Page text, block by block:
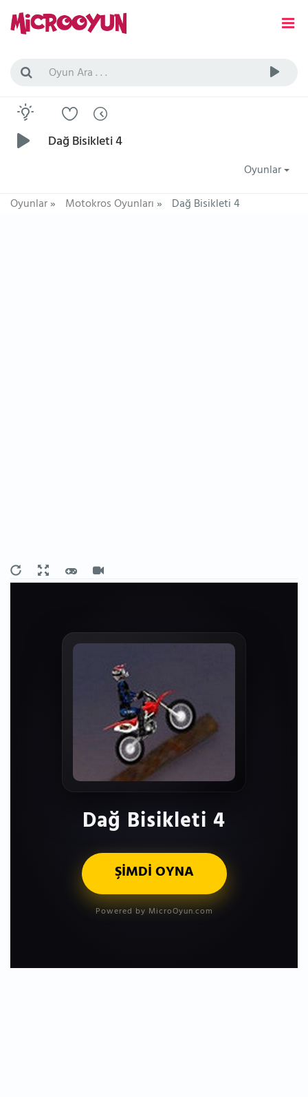
Dağ Bisikleti 4
Oyunlar
Oyunlar» Motokros Oyunları» Dağ Bisikleti 4
Dağ Bisikleti 4
ŞİMDİ OYNA
Powered by MicroOyun.com